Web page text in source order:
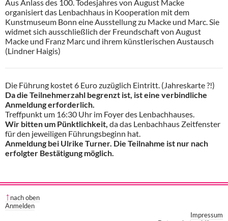
Aus Anlass des 100. Todesjahres von August Macke
organisiert das Lenbachhaus in Kooperation mit dem
Kunstmuseum Bonn eine Ausstellung zu Macke und Marc. Sie
widmet sich ausschließlich der Freundschaft von August
Macke und Franz Marc und ihrem künstlerischen Austausch
(Lindner Haigis)
Die Führung kostet 6 Euro zuzüglich Eintritt. (Jahreskarte ?!)
Da die Teilnehmerzahl begrenzt ist, ist eine verbindliche
Anmeldung erforderlich.
Treffpunkt um 16:30 Uhr im Foyer des Lenbachhauses.
Wir bitten um Pünktlichkeit, da das Lenbachhaus Zeitfenster
für den jeweiligen Führungsbeginn hat.
Anmeldung bei Ulrike Turner. Die Teilnahme ist nur nach
erfolgter Bestätigung möglich.
nach oben
Anmelden
Impressum